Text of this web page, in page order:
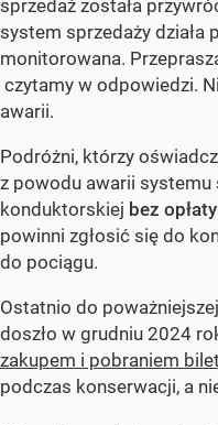
sprzedaż została
system sprzedaży działa
monitorowana.
czytamy w odpowiedzi.
awarii.
Podróżni, którzy
z powodu awarii systemu
konduktorskiej bez
powinni zgłosić się do
do pociągu.
Ostatnio do
doszło w grudniu 2024
zakupem i pobraniem
podczas konserwacji, a